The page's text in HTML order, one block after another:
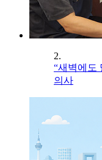
2.
“새벽에도
의사